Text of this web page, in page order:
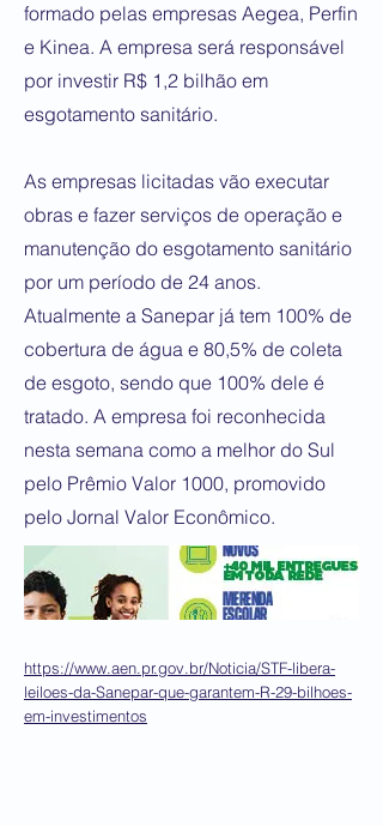
formado pelas empresas Aegea, Perfin
e Kinea. A empresa será responsável
por investir R$ 1,2 bilhão em
esgotamento sanitário.
As empresas licitadas vão executar
obras e fazer serviços de operação e
manutenção do esgotamento sanitário
por um período de 24 anos.
Atualmente a Sanepar já tem 100% de
cobertura de água e 80,5% de coleta
de esgoto, sendo que 100% dele é
tratado. A empresa foi reconhecida
nesta semana como a melhor do Sul
pelo Prêmio Valor 1000, promovido
pelo Jornal Valor Econômico.
https://www.aen.pr.gov.br/Noticia/STF-libera-
leiloes-da-Sanepar-que-garantem-R-29-bilhoes-
em-investimentos